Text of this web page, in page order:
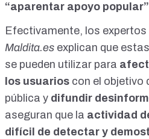
“aparentar apoyo popular”
Efectivamente, los
Maldita.es explican que
se pueden utilizar para
los usuarios con el objetivo
pública y difundir
aseguran que la actividad
difícil de detectar y